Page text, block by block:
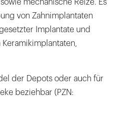
mechanische Reize. Es
von Zahnimplantaten
Implantate und
der Depots oder auch für
beziehbar (PZN: